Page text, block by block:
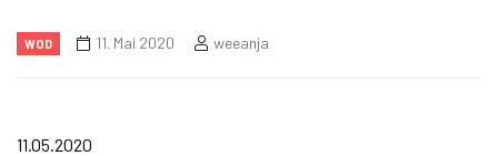
WOD 11. Mai 2020 weeanja
11.05.2020